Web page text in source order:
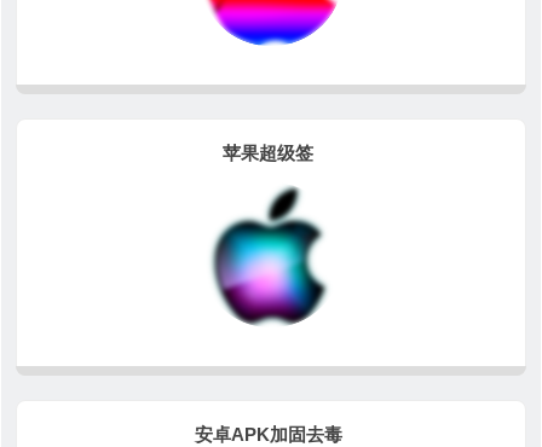
苹果超级签
安卓APK加固去毒